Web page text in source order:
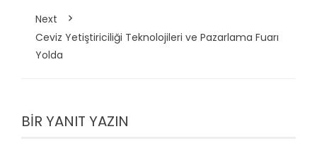
Next
Ceviz Yetiştiriciliği Teknolojileri ve Pazarlama Fuarı
Yolda
BIR YANIT YAZIN